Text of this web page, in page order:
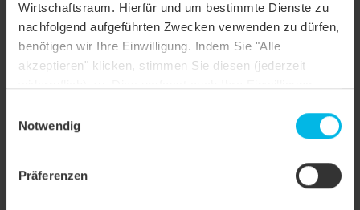
Wirtschaftsraum. Hierfür und um bestimmte Dienste zu
nachfolgend aufgeführten Zwecken verwenden zu dürfen,
benötigen wir Ihre Einwilligung. Indem Sie "Alle
akzeptieren" klicken, stimmen Sie diesen (jederzeit
Einstellungen ändern oder die Datenverarbeitung
Notwendig
Präferenzen
Dachform Sonderform
Farbe kupferrot engobiert